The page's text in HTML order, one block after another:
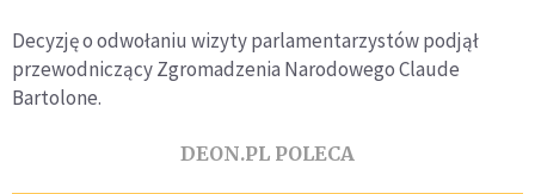
Decyzję o odwołaniu wizyty parlamentarzystów podjął
przewodniczący Zgromadzenia Narodowego Claude
Bartolone.
DEON.PL POLECA